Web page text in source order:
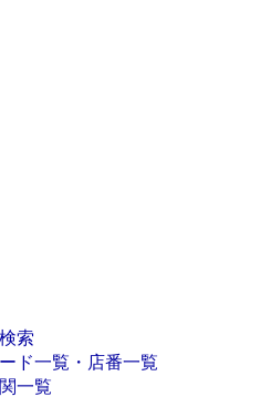
索
ド一覧・店番一覧
一覧